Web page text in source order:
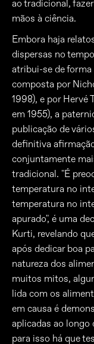
ao tradicional,
mãos à ciência.
Embora haja
dispersas no
atribui-se de
composta por
1998), e por Hervé
em 1955), a
publicação de
definitiva
conjuntamente
tradicional. "É
temperatura no
temperatura no
apurado", é uma
Kurti, revelando
após dedicar boa
natureza dos
muitos mitos,
lida com os
em causa é
aplicadas ao longo
para isso há que